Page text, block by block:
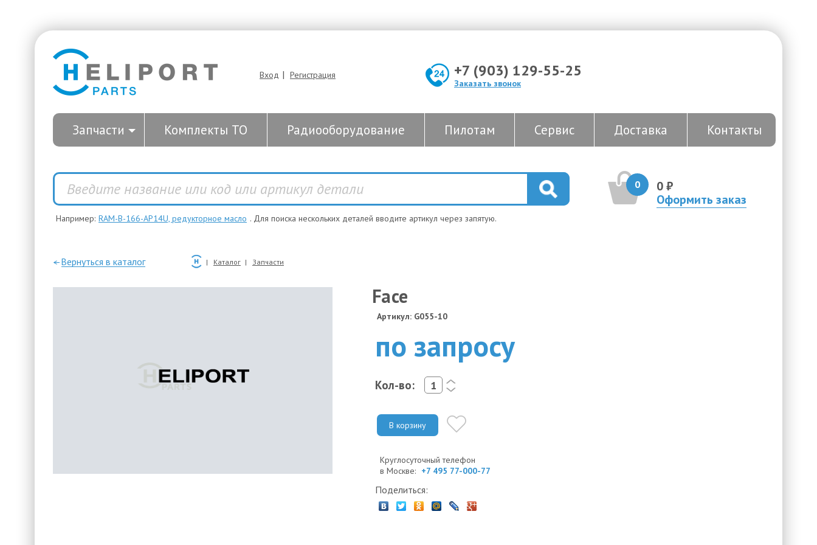
Вход | Регистрация +7 (903) 129-55-25
Заказать звонок
Запчасти Комплекты ТО Радиооборудование Пилотам Сервис Доставка Контакты
0
0 ₽
Оформить заказ
Например: RAM-B-166-AP14U, редукторное масло . Для поиска нескольких деталей вводите артикул через запятую.
—Вернуться в каталог Каталог Запчасти
Face
Артикул: G055-10
по запросу
Кол-во:
<
>
В корзину
Круглосуточный телефон
в Москве: +7 495 77-000-77
Поделиться: